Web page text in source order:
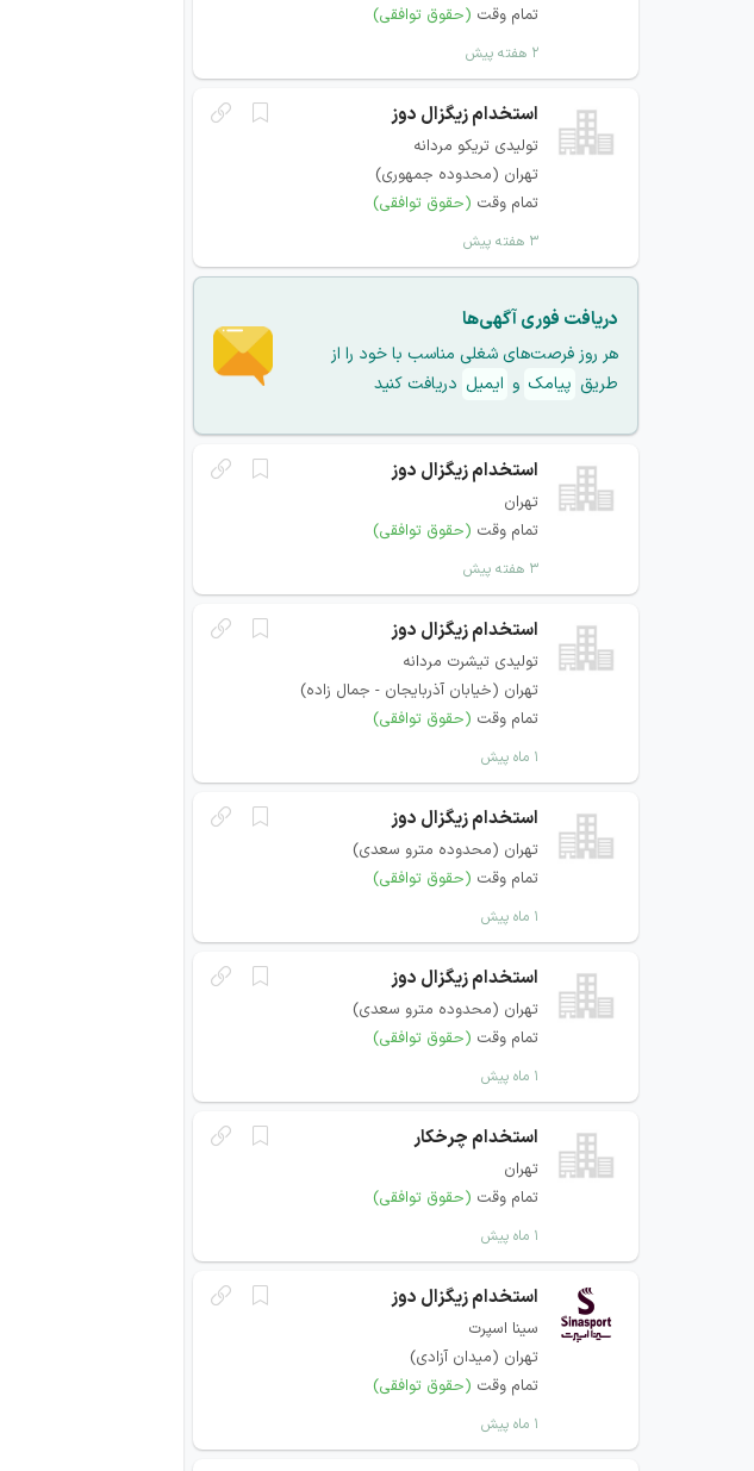
تمام وقت (حقوق توافقی)
۲ هفته پیش
استخدام زیگزال دوز
تولیدی تریکو مردانه
تهران (محدوده جمهوری)
تمام وقت (حقوق توافقی)
۳ هفته پیش
دریافت فوری آگهی‌ها
هر روز فرصت‌های شغلی مناسب با خود را از
طریق پیامک و ایمیل دریافت کنید
استخدام زیگزال دوز
تهران
تمام وقت (حقوق توافقی)
۳ هفته پیش
استخدام زیگزال دوز
تولیدی تیشرت مردانه
تهران (خیابان آذربایجان - جمال زاده)
تمام وقت (حقوق توافقی)
۱ ماه پیش
استخدام زیگزال دوز
تهران (محدوده مترو سعدی)
تمام وقت (حقوق توافقی)
۱ ماه پیش
استخدام زیگزال دوز
تهران (محدوده مترو سعدی)
تمام وقت (حقوق توافقی)
۱ ماه پیش
استخدام چرخکار
تهران
تمام وقت (حقوق توافقی)
۱ ماه پیش
استخدام زیگزال دوز
سینا اسپرت
تهران (میدان آزادی)
تمام وقت (حقوق توافقی)
۱ ماه پیش